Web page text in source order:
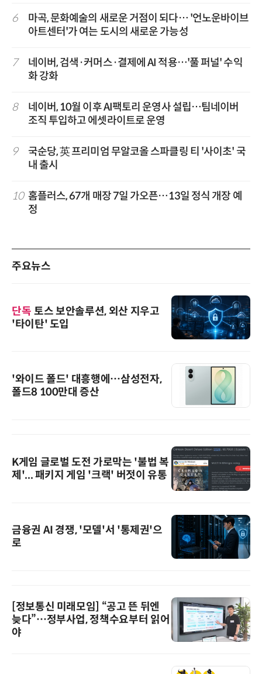
6
마곡, 문화예술의 새로운 거점이 되다… '언노운바이브
아트센터'가 여는 도시의 새로운 가능성
7
네이버, 검색·커머스·결제에 AI 적용…'풀 퍼널' 수익
화 강화
8
네이버, 10월 이후 AI팩토리 운영사 설립…팀네이버
조직 투입하고 에셋라이트로 운영
9
국순당, 英 프리미엄 무알코올 스파클링 티 '사이초' 국
내 출시
10 홈플러스, 67개 매장 7일 가오픈…13일 정식 개장 예
정
주요뉴스
단독 토스 보안솔루션, 외산 지우고
'타이탄' 도입
'와이드 폴드' 대흥행에…삼성전자,
폴드8 100만대 증산
K게임 글로벌 도전 가로막는 '불법 복
제'... 패키지 게임 '크랙' 버젓이 유통
금융권 AI 경쟁, '모델'서 '통제권'으
로
[정보통신 미래모임] “공고 뜬 뒤엔
늦다”…정부사업, 정책수요부터 읽어
야